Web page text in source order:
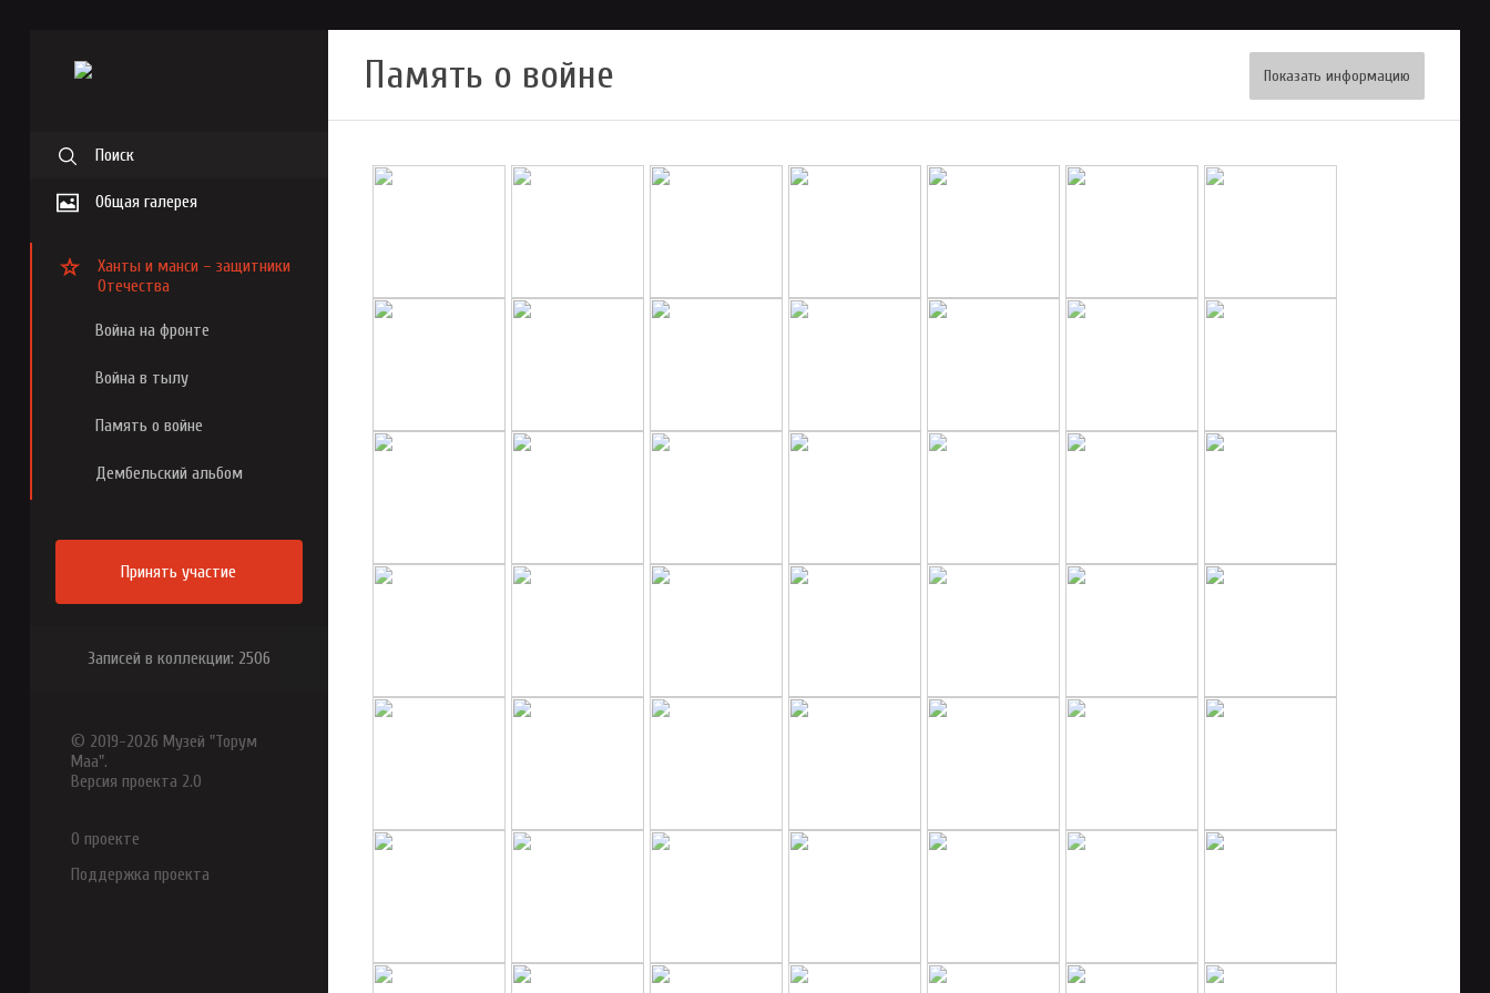
Поиск
Общая галерея
Ханты и манси – защитники
Отечества
Война на фронте
Война в тылу
Память о войне
Дембельский альбом
Принять участие
Записей в коллекции: 2506
© 2019-2026 Музей "Торум
Маа".
Версия проекта 2.0
О проекте
Поддержка проекта
Память о войне Показать информацию